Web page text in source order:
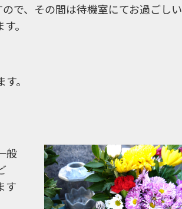
で、その間は待機室にてお過ごしい
。
。
般
す